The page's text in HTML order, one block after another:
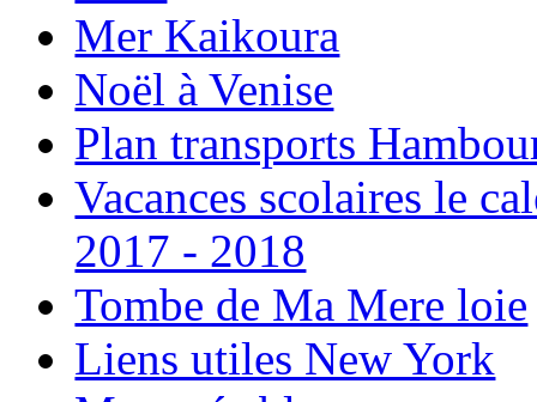
Mer Kaikoura
Noël à Venise
Plan transports
Vacances scolaires le
2017 - 2018
Tombe de Ma Mere loie
Liens utiles New York